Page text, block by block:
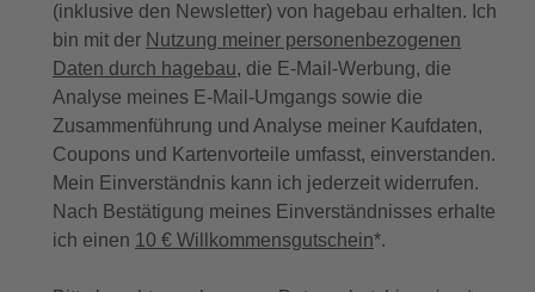
(inklusive den Newsletter) von hagebau erhalten. Ich
bin mit der Nutzung meiner personenbezogenen
Daten durch hagebau, die E-Mail-Werbung, die
Analyse meines E-Mail-Umgangs sowie die
Zusammenführung und Analyse meiner Kaufdaten,
Coupons und Kartenvorteile umfasst, einverstanden.
Mein Einverständnis kann ich jederzeit widerrufen.
Nach Bestätigung meines Einverständnisses erhalte
ich einen 10 € Willkommensgutschein*.